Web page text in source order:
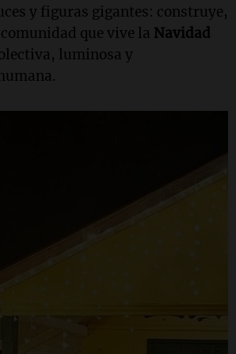
y figuras gigantes: construye,
que vive la Navidad
luminosa y